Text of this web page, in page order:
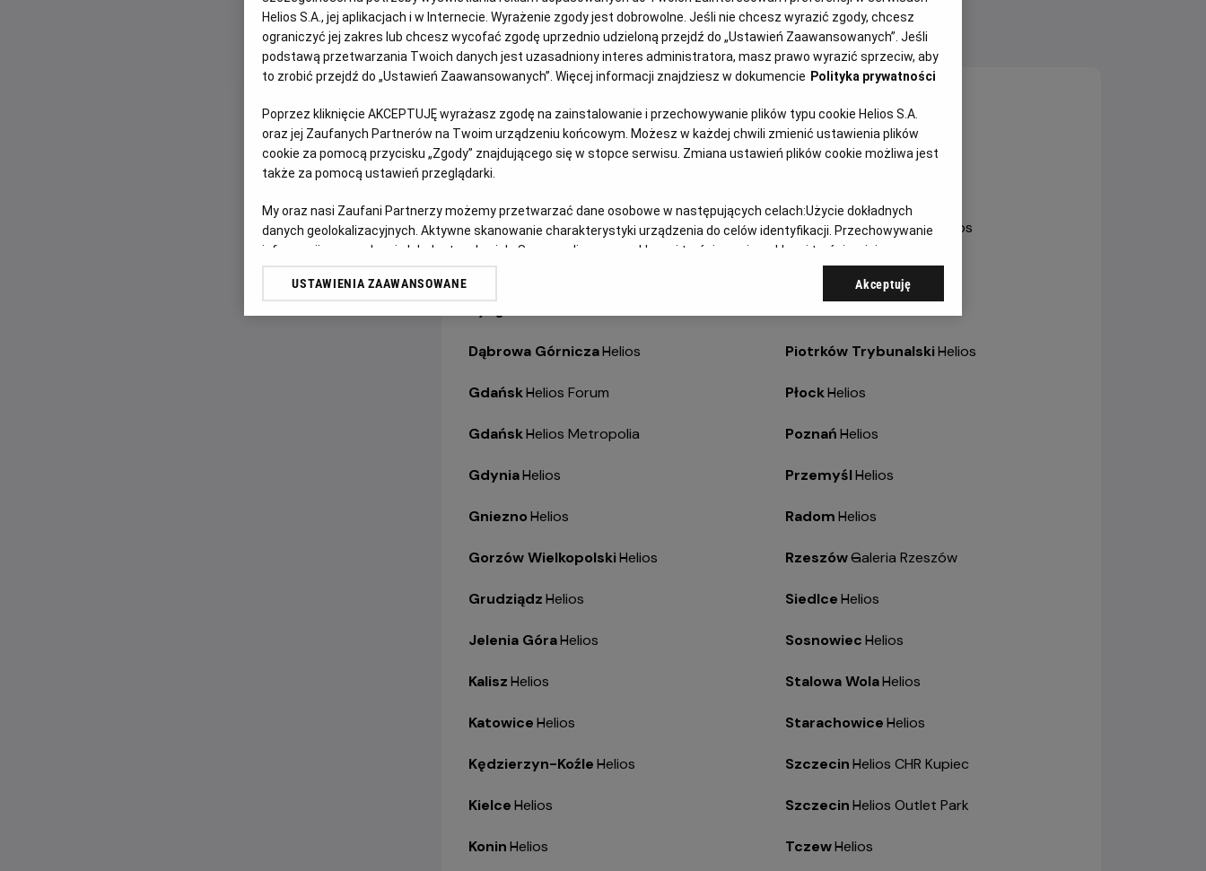
WYBIERZ SWOJE KINO ABY ZOBACZYĆ GODZINY SEANSÓW
Białystok Helios Alfa
Białystok-
Helios Jurowiecka
Bielsko-Biała
Dąbrowa Górnicza-
Helios
Gdańsk-
Helios Forum
Gdańsk-
Helios Metropolia
Gdynia-
Helios
Gniezno-
Helios
Gorzów Wielkopolski-
Helios
Grudziądz-
Helios
Jelenia Góra-
Helios
Kalisz-
Helios
Katowice-
Helios
Kędzierzyn-Koźle-
Helios
Kielce-
Helios
Konin-
Helios
Opole Helios Karolinka
Ostrów Wielkopolski- Helios
Pabianice-
Helios
Piotrków Trybunalski-
Helios
Płock-
Helios
Poznań-
Helios
Przemyśl-
Helios
Radom-
Helios
Rzeszów-
Galeria Rzeszów
Siedlce-
Helios
Sosnowiec-
Helios
Stalowa Wola-
Helios
Starachowice-
Helios
Szczecin-
Helios CHR Kupiec
Szczecin-
Helios Outlet Park
Tczew-
Helios
Helios S.A., jej aplikacjach i w Internecie. Wyrażenie zgody jest dobrowolne. Jeśli nie chcesz wyrazić zgody, chcesz
ograniczyć jej zakres lub chcesz wycofać zgodę uprzednio udzieloną przejdź do „Ustawień Zaawansowanych”. Jeśli
podstawą przetwarzania Twoich danych jest uzasadniony interes administratora, masz prawo wyrazić sprzeciw, aby
to zrobić przejdź do „Ustawień Zaawansowanych”. Więcej informacji znajdziesz w dokumencie Polityka prywatności
Poprzez kliknięcie AKCEPTUJĘ wyrażasz zgodę na zainstalowanie i przechowywanie plików typu cookie Helios S.A.
oraz jej Zaufanych Partnerów na Twoim urządzeniu końcowym. Możesz w każdej chwili zmienić ustawienia plików
cookie za pomocą przycisku „Zgody” znajdującego się w stopce serwisu. Zmiana ustawień plików cookie możliwa jest
także za pomocą ustawień przeglądarki.
My oraz nasi Zaufani Partnerzy możemy przetwarzać dane osobowe w następujących celach:Użycie dokładnych
danych geolokalizacyjnych. Aktywne skanowanie charakterystyki urządzenia do celów identyfikacji. Przechowywanie
informacji na urządzeniu lub dostęp do nich. Spersonalizowane reklamy i treści, pomiar reklam i treści, opinie
odbiorców i ulepszanie usług.
USTAWIENIA ZAAWANSOWANE Akceptuję